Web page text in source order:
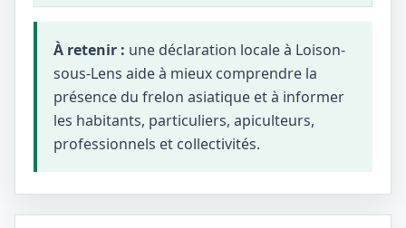
À retenir : une déclaration locale à Loison-
sous-Lens aide à mieux comprendre la
présence du frelon asiatique et à informer
les habitants, particuliers, apiculteurs,
professionnels et collectivités.